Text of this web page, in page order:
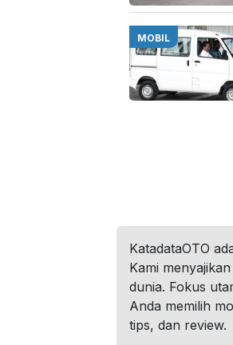
MOBIL
KatadataOTO
Kami
dunia. Fokus
Anda memilih
tips, dan review.